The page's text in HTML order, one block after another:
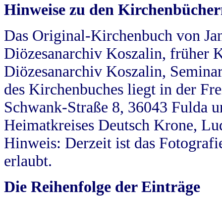
Hinweise zu den
Das Original-Kirchenbuch von
Diözesanarchiv Koszalin, früher
Diözesanarchiv Koszalin,
des Kirchenbuches liegt in der
Schwank-Straße 8, 36043 Fulda
Heimatkreises Deutsch Krone,
Hinweis: Derzeit ist das
erlaubt.
Die Reihenfolge der Einträge